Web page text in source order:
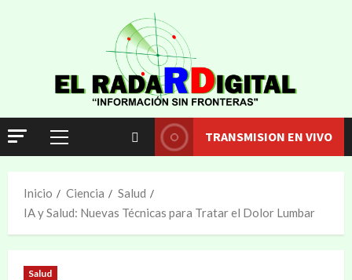
TRANSMISION EN VIVO
Inicio Ciencia
Salud
IA y Salud: Nuevas Técnicas para Tratar el Dolor Lumbar
Salud